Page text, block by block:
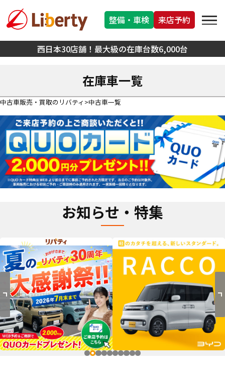
西日本30店舗！最大級の在庫台数6,000台
整備・車検 来店予約
在庫車一覧
中古車販売・買取のリバティ 中古車一覧
お知らせ・特集